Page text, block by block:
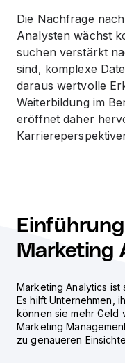
Die Nachfrage
Analysten wächst
suchen verstärkt
sind, komplexe
daraus wertvolle
Weiterbildung im
eröffnet daher
Marketing
Marketing Analytics ist
Es hilft Unternehmen,
können sie mehr Geld
Marketing
zu genaueren